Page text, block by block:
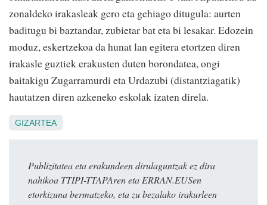
zonaldeko irakasleak gero eta gehiago ditugula: aurten
baditugu bi baztandar, zubietar bat eta bi lesakar. Edozein
moduz, eskertzekoa da hunat lan egitera etortzen diren
irakasle guztiek erakusten duten borondatea, ongi
baitakigu Zugarramurdi eta Urdazubi (distantziagatik)
hautatzen diren azkeneko eskolak izaten direla.
GIZARTEA
Publizitatea eta erakundeen dirulaguntzak ez dira
nahikoa TTIPI-TTAPAren eta ERRAN.EUSen
etorkizuna bermatzeko, eta zu bezalako irakurleen